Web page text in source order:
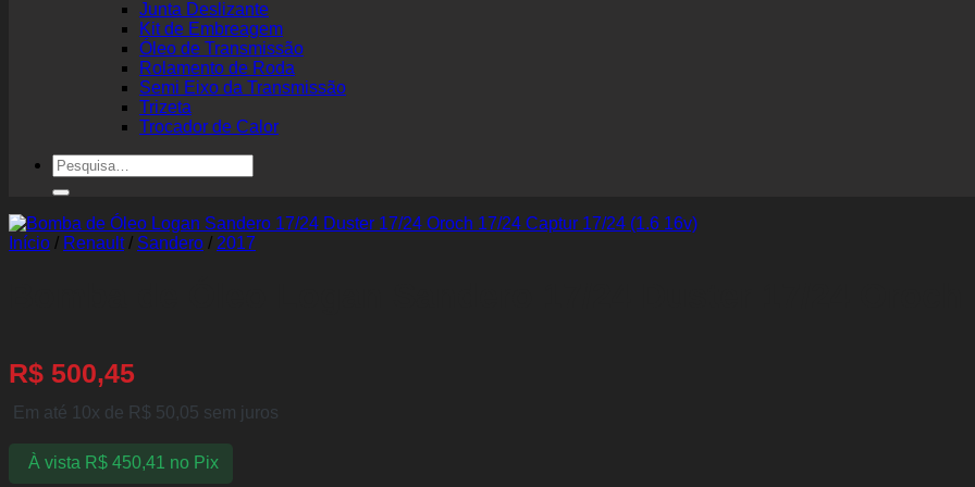
Junta Deslizante
Kit de Embreagem
Óleo de Transmissão
Rolamento de Roda
Semi Eixo da Transmissão
Trizeta
Trocador de Calor
Pesquisar
por:
Início / Renault / Sandero / 2017
R$ 500,45
Em até 10x de R$ 50,05 sem juros
À vista R$450,41 no Pix